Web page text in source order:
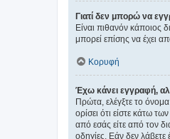
Γιατί δεν μπορώ να
Είναι πιθανόν κάποιος
μπορεί επίσης να έχει
Κορυφή
Έχω κάνει εγγραφή,
Πρώτα, ελέγξτε το
ορίσει ότι είστε κάτω
από εσάς είτε από τον
οδηγίες. Εάν δεν